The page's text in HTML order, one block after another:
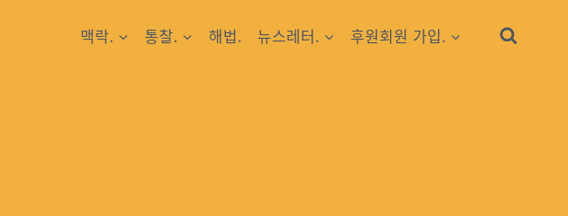
맥락. 통찰. 해법. 뉴스레터. 후원회원 가입.